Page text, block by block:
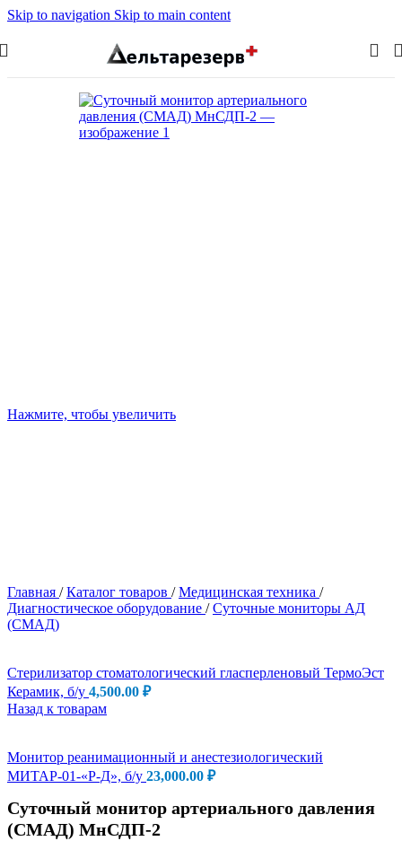
Skip to navigation Skip to main content
Нажмите, чтобы увеличить
Главная / Каталог товаров / Медицинская техника /
Диагностическое оборудование / Суточные мониторы АД
(СМАД)
Стерилизатор стоматологический гласперленовый ТермоЭст
Керамик, б/у 4,500.00 ₽
Назад к товарам
Монитор реанимационный и анестезиологический
МИТАР-01-«Р-Д», б/у 23,000.00 ₽
Суточный монитор артериального давления
(СМАД) МнСДП-2